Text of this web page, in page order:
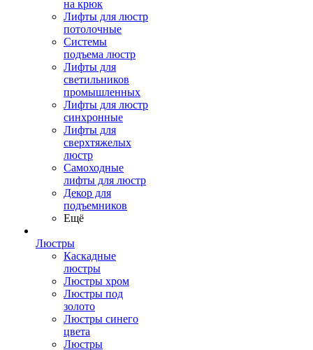
на крюк
Лифты для люстр
потолочные
Системы
подъема люстр
Лифты для
светильников
промышленных
Лифты для люстр
синхронные
Лифты для
сверхтяжелых
люстр
Самоходные
лифты для люстр
Декор для
подъемников
Ещё
Люстры
Каскадные
люстры
Люстры хром
Люстры под
золото
Люстры синего
цвета
Люстры